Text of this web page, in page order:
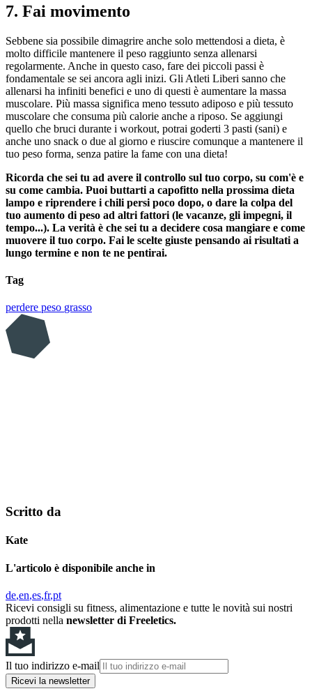
7. Fai movimento
Sebbene sia possibile dimagrire anche solo mettendosi a dieta, è
molto difficile mantenere il peso raggiunto senza allenarsi
regolarmente. Anche in questo caso, fare dei piccoli passi è
fondamentale se sei ancora agli inizi. Gli Atleti Liberi sanno che
allenarsi ha infiniti benefici e uno di questi è aumentare la massa
muscolare. Più massa significa meno tessuto adiposo e più tessuto
muscolare che consuma più calorie anche a riposo. Se aggiungi
quello che bruci durante i workout, potrai goderti 3 pasti (sani) e
anche uno snack o due al giorno e riuscire comunque a mantenere il
tuo peso forma, senza patire la fame con una dieta!
Ricorda che sei tu ad avere il controllo sul tuo corpo, su com'è e
su come cambia. Puoi buttarti a capofitto nella prossima dieta
lampo e riprendere i chili persi poco dopo, o dare la colpa del
tuo aumento di peso ad altri fattori (le vacanze, gli impegni, il
tempo...). La verità è che sei tu a decidere cosa mangiare e come
muovere il tuo corpo. Fai le scelte giuste pensando ai risultati a
lungo termine e non te ne pentirai.
Tag
perdere peso grasso
Scritto da
Kate
L'articolo è disponibile anche in
de en es fr pt
Ricevi consigli su fitness, alimentazione e tutte le novità sui nostri
prodotti nella newsletter di Freeletics.
Il tuo indirizzo e-mail
Ricevi la newsletter